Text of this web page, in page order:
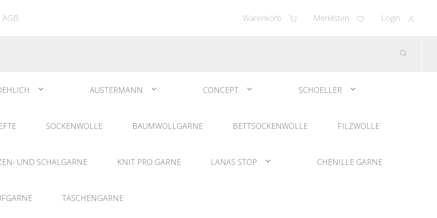
Warenkorb Merklisten Login
AGB
AUSTERMANN CONCEPT SCHOELLER
SOCKENWOLLE BAUMWOLLGARNE BETTSOCKENWOLLE FILZWOLLE
UND SCHALGARNE KNIT PRO GARNE LANAS STOP CHENILLE GARNE
TASCHENGARNE